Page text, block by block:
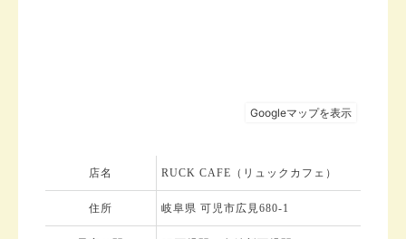
店名 RUCK CAFE（リュックカフェ）
住所 岐阜県 可児市広見680-1